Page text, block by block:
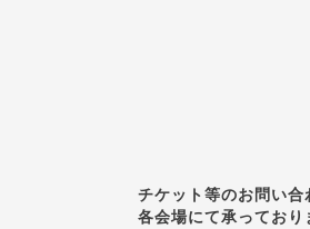
チケット等のお問い合
各会場にて承っており